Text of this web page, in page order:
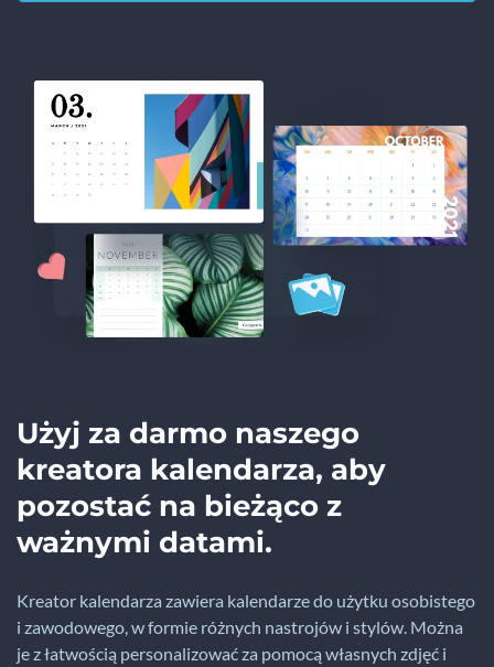
Użyj za darmo naszego
kreatora kalendarza, aby
pozostać na bieżąco z
ważnymi datami.
Kreator kalendarza zawiera kalendarze do użytku osobistego
i zawodowego, w formie różnych nastrojów i stylów. Można
je z łatwością personalizować za pomocą własnych zdjęć i